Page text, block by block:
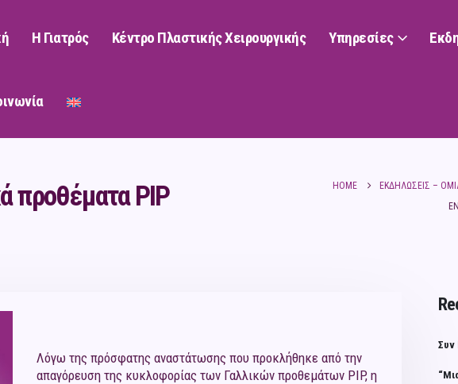
Η Γιατρός Κέντρο Πλαστικής Χειρουργικής Υπηρεσίες
προθέματα PIP HOME ΕΚΔΗΛΏΣΕΙΣ –
Λόγω της πρόσφατης αναστάτωσης που προκλήθηκε από την
απαγόρευση της κυκλοφορίας των Γαλλικών προθεμάτων PIP, η
Συν